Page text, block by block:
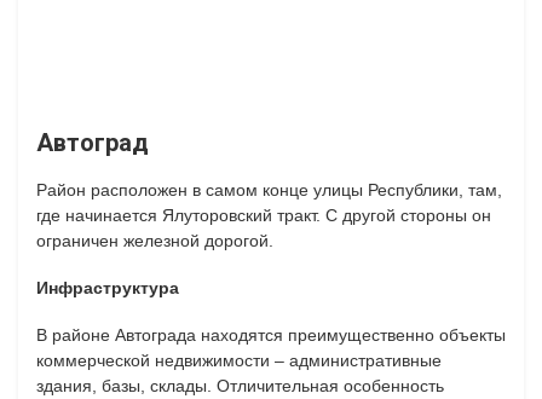
Автоград
Район расположен в самом конце улицы Республики, там,
где начинается Ялуторовский тракт. С другой стороны он
ограничен железной дорогой.
Инфраструктура
В районе Автограда находятся преимущественно объекты
коммерческой недвижимости – административные
здания, базы, склады. Отличительная особенность